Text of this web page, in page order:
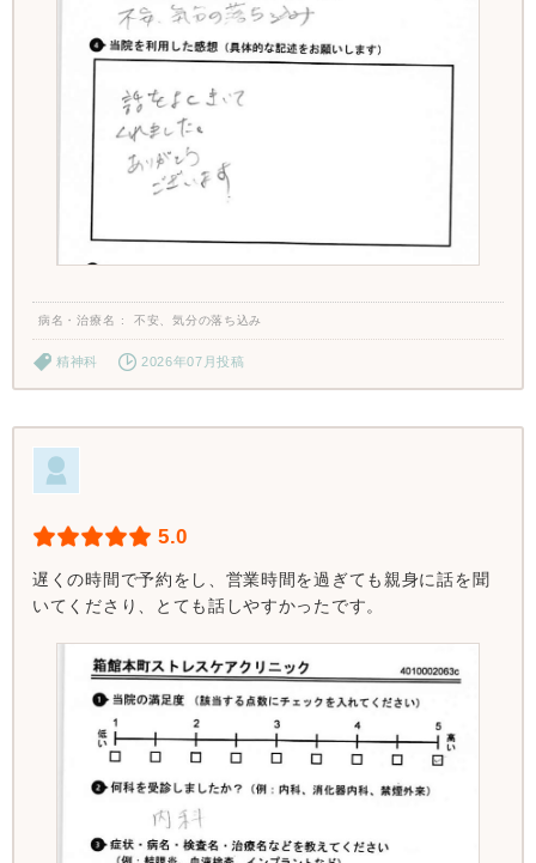
病名・治療名 不安、気分の落ち込み
精神科 2026年07月投稿
5.0
遅くの時間で予約をし、営業時間を過ぎても親身に話を聞
いてくださり、とても話しやすかったです。